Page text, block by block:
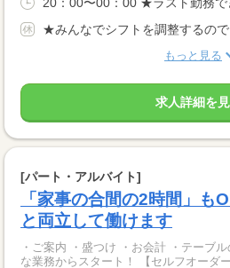
★みんなでシフトを調整するので
もっと見る
求人詳細を
[パート・アルバイト]
「家事の合間の2時間」も
と両立して働けます
・ご案内 ・盛つけ ・お会計 ・テーブ
な業務からスタート！ 【セルフオーダー導入なので接客がカンタ